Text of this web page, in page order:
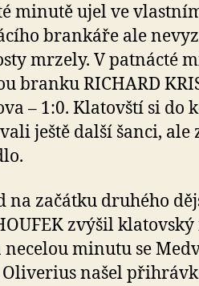
minutě ujel ve
brankáře ale
mrzely. V patnácté
branku RICHARD
– 1:0. Klatovští si do
ještě další šanci, ale
na začátku druhého
zvýšil
necelou minutu se
našel